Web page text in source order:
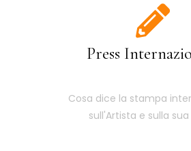
Press
Cosa dice la stampa
sull'Artista e sulla